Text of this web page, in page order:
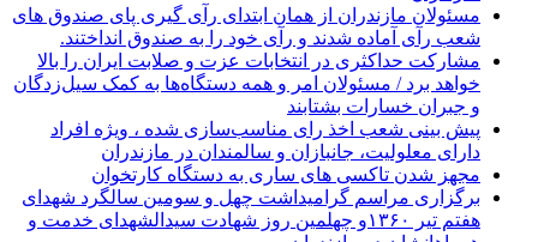
مسئولان مازندران از همان ابتدای رآی گیری پای صندوق های
شعب رآی آماده شدند و رآی خود را به صندوق انداختند.
مشارکت حداکثری در انتخابات عزت و صلابت ایران را بالا
خواهد برد / مسئولان امر و همه دستگاه‌ها به کمک سیل‌زدگان
و جبران خسارات بشتابند
پیش بینی شعب اخذ رای مناسب‌سازی شده ، ویژه افراد
دارای معلولیت، جانبازان و سالمندان در مازندران
مجهز شدن تاکسی های ساری به دستگاه کارتخوان
برگزاری مراسم گرامیداشت چهل و سومین سالگرد شهدای
هفتم تیر ۱۳۶۰و چهلمین روز شهادت سیدالشهدای خدمت و